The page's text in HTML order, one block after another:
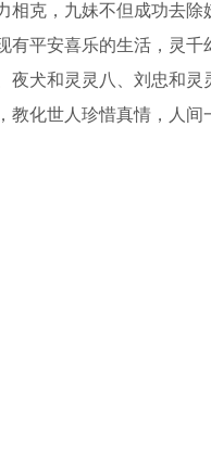
克，九妹不但成功去
平安喜乐的生活，灵
犬和灵灵八、刘忠和
化世人珍惜真情，人间